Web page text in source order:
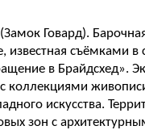
Говард).
съёмками в
в Брайдсхед».
коллекциями
искусства.
зон с